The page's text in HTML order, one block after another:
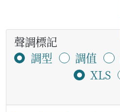
聲調標記
調型
調值
XLS